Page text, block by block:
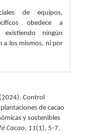
de equipos,
obedece a
ningún
a los mismos, ni por
Control
de cacao
y sostenibles
Cacao, 11(1), 5-7.